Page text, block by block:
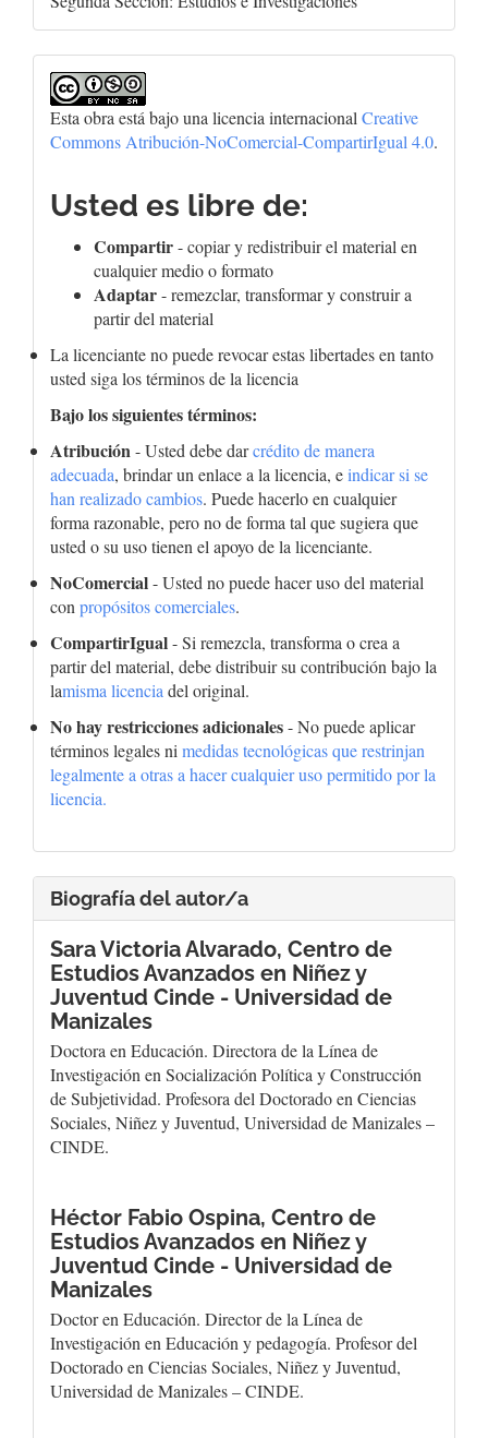
Esta obra está bajo una licencia internacional Creative
Commons Atribución-NoComercial-CompartirIgual 4.0.
Usted es libre de:
Compartir- copiar y redistribuir el material en
cualquier medio o formato
Adaptar- remezclar, transformar y construir a
partir del material
La licenciante no puede revocar estas libertades en tanto
usted siga los términos de la licencia
Bajo los siguientes términos:
Atribución- Usted debe darcrédito de manera
adecuada, brindar un enlace a la licencia, eindicar si se
han realizado cambios. Puede hacerlo en cualquier
forma razonable, pero no de forma tal que sugiera que
usted o su uso tienen el apoyo de la licenciante.
NoComercial- Usted no puede hacer uso del material
con propósitos comerciales.
CompartirIgual- Si remezcla, transforma o crea a
partir del material, debe distribuir su contribución bajo la
lamisma licencia del original.
No hay restricciones adicionales- No puede aplicar
términos legales ni medidas tecnológicas que restrinjan
legalmente a otras a hacer cualquier uso permitido por la
licencia.
Biografía del autor/a
Sara Victoria Alvarado, Centro de
Estudios Avanzados en Niñez y
Juventud Cinde - Universidad de
Manizales
Doctora en Educación. Directora de la Línea de
Investigación en Socialización Política y Construcción
de Subjetividad. Profesora del Doctorado en Ciencias
Sociales, Niñez y Juventud, Universidad de Manizales –
CINDE.
Héctor Fabio Ospina, Centro de
Estudios Avanzados en Niñez y
Juventud Cinde - Universidad de
Manizales
Doctor en Educación. Director de la Línea de
Investigación en Educación y pedagogía. Profesor del
Doctorado en Ciencias Sociales, Niñez y Juventud,
Universidad de Manizales – CINDE.